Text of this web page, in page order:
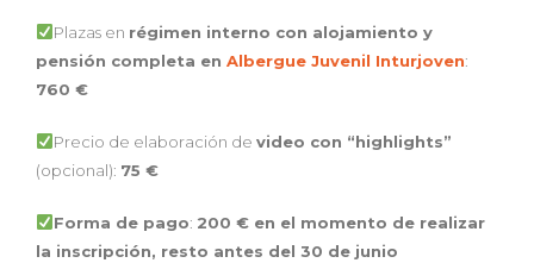
Plazas en régimen interno con alojamiento y
pensión completa en Albergue Juvenil Inturjoven:
760 €
Precio de elaboración de video con “highlights”
(opcional): 75 €
Forma de pago: 200 € en el momento de realizar
la inscripción, resto antes del 30 de junio